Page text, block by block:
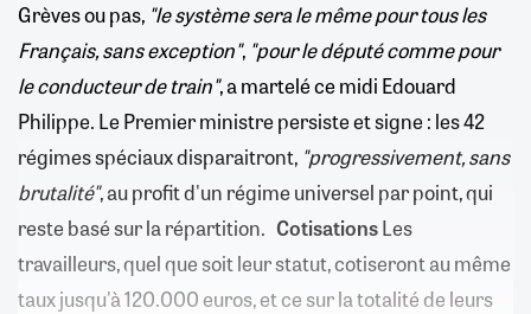
Grèves ou pas, "le système sera le même pour tous les
Français, sans exception", "pour le député comme pour
le conducteur de train", a martelé ce midi Edouard
Philippe. Le Premier ministre persiste et signe : les 42
régimes spéciaux disparaitront, "progressivement, sans
brutalité", au profit d'un régime universel par point, qui
reste basé sur la répartition. CotisationsLes
travailleurs, quel que soit leur statut, cotiseront au même
taux jusqu'à 120.000 euros, et ce sur la totalité de leurs